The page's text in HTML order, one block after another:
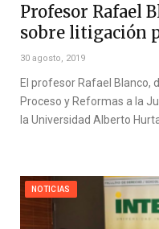
Profesor Rafael
sobre litigación
30 agosto, 2019
El profesor Rafael Blanco,
Proceso y Reformas a la
la Universidad Alberto
NOTICIAS